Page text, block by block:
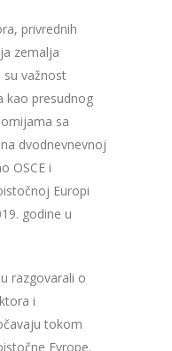
privrednih
zemalja
su važnost
kao presudnog
sa
dvodnevnevnoj
OSCE i
Europi
godine u
razgovarali o
i
tokom
Evrope.